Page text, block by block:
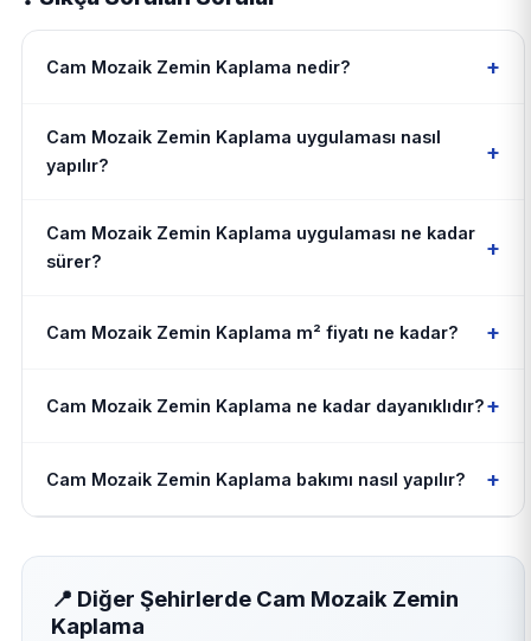
Cam Mozaik Zemin Kaplama nedir? +
Cam Mozaik Zemin Kaplama uygulaması nasıl
yapılır?
+
Cam Mozaik Zemin Kaplama uygulaması ne kadar
sürer?
+
Cam Mozaik Zemin Kaplama m² fiyatı ne kadar? +
Cam Mozaik Zemin Kaplama ne kadar dayanıklıdır?+
Cam Mozaik Zemin Kaplama bakımı nasıl yapılır? +
📍 Diğer Şehirlerde Cam Mozaik Zemin
Kaplama